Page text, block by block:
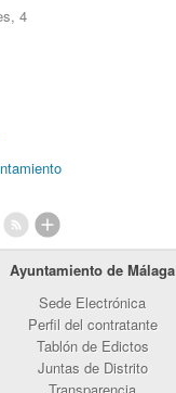
4
Ayuntamiento de Málaga
Sede Electrónica
Perfil del contratante
Tablón de Edictos
Juntas de Distrito